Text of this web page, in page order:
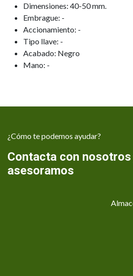
Dimensiones: 40-50 mm.
Embrague: -
Accionamiento: -
Tipo llave: -
Acabado: Negro
Mano: -
¿Cómo te podemos ayudar?
Contacta con
asesoramos